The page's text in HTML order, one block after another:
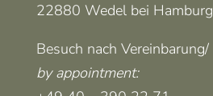
22880 Wedel bei Hamburg
Besuch nach Vereinbarung/
by appointment: